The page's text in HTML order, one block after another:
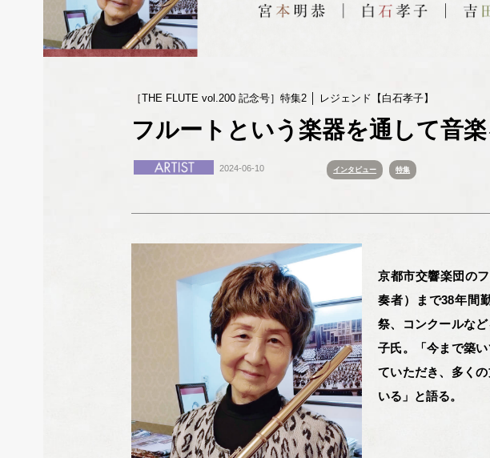
［THE FLUTE vol.200 記念号］特集2 │ レジェンド【白石孝子】
フルートという楽器を通して音
2024-06-10 インタビュー 特集
京都市交響楽団の
奏者）まで38年間
祭、コンクールな
子氏。「今まで築
ていただき、多く
いる」と語る。